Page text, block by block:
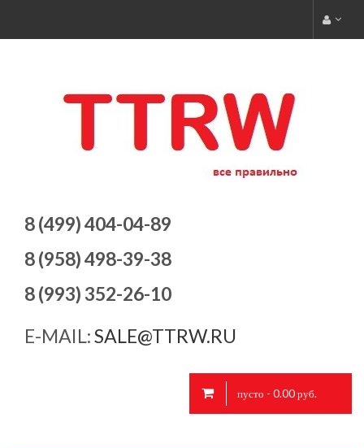
8 (499) 404-04-89
8 (958) 498-39-38
8 (993) 352-26-10
E-MAIL:SALE@TTRW.RU
пусто - 0.00 руб.